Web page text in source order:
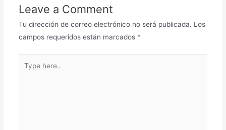
Leave a Comment
Tu dirección de correo electrónico no será publicada. Los
campos requeridos están marcados *